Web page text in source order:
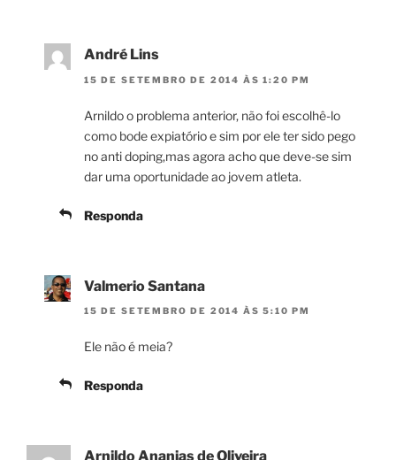
André Lins
15 DE SETEMBRO DE 2014 ÀS 1:20 PM
Arnildo o problema anterior, não foi escolhê-lo
como bode expiatório e sim por ele ter sido pego
no anti doping,mas agora acho que deve-se sim
dar uma oportunidade ao jovem atleta.
Responda
Valmerio Santana
15 DE SETEMBRO DE 2014 ÀS 5:10 PM
Ele não é meia?
Responda
Arnildo Ananias de Oliveira